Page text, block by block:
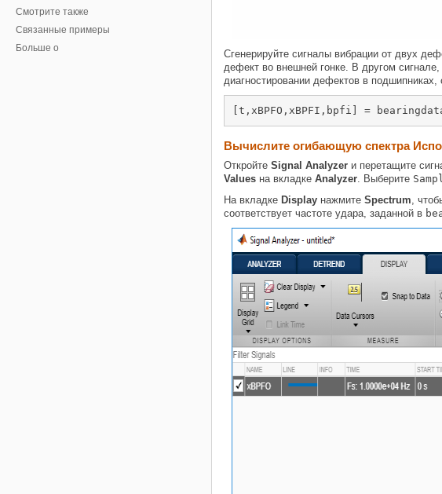
Смотрите также
Связанные примеры
Больше о
Сгенерируйте сигналы вибрации от двух
дефект во внешней гонке. В другом сигнале,
диагностировании дефектов в подшипниках,
[t,xBPFO,xBPFI,bpfi] =
Вычислите огибающую спектра
Откройте Signal Analyzer и перетащите
Values на вкладке Analyzer. Выберите
На вкладке Display нажмите Spectrum,
соответствует частоте удара, заданной в